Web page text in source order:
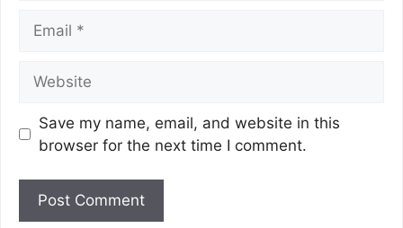
Save my name, email, and website in this
browser for the next time I comment.